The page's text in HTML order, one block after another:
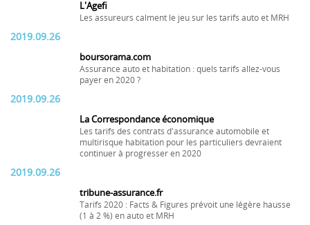
L'Agefi
Les assureurs calment le jeu sur les tarifs auto et MRH
2019.09.26
boursorama.com
Assurance auto et habitation : quels tarifs allez-vous
payer en 2020 ?
2019.09.26
La Correspondance économique
Les tarifs des contrats d'assurance automobile et
multirisque habitation pour les particuliers devraient
continuer à progresser en 2020
2019.09.26
tribune-assurance.fr
Tarifs 2020 : Facts & Figures prévoit une légère hausse
(1 à 2 %) en auto et MRH